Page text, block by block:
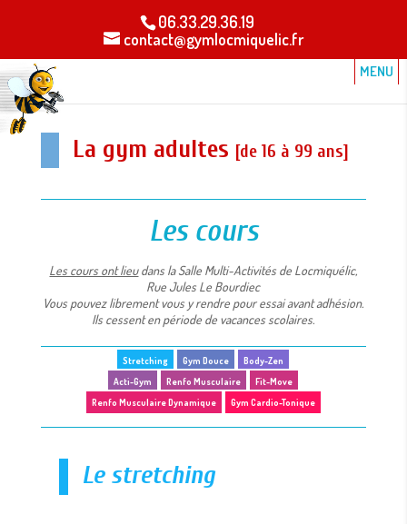
06.33.29.36.19
contact@gymlocmiquelic.fr
La gym adultes [de 16 à 99 ans]
Les cours
Les cours ont lieudans la Salle Multi-Activités de Locmiquélic,
Rue Jules Le Bourdiec
Vous pouvez librement vous y rendre pour essai avant adhésion.
Ils cessent en période de vacances scolaires.
Stretching Gym Douce
Body-Zen
Acti-Gym
Renfo Musculaire
Fit-Move
Renfo Musculaire Dynamique
Gym Cardio-Tonique
Le stretching